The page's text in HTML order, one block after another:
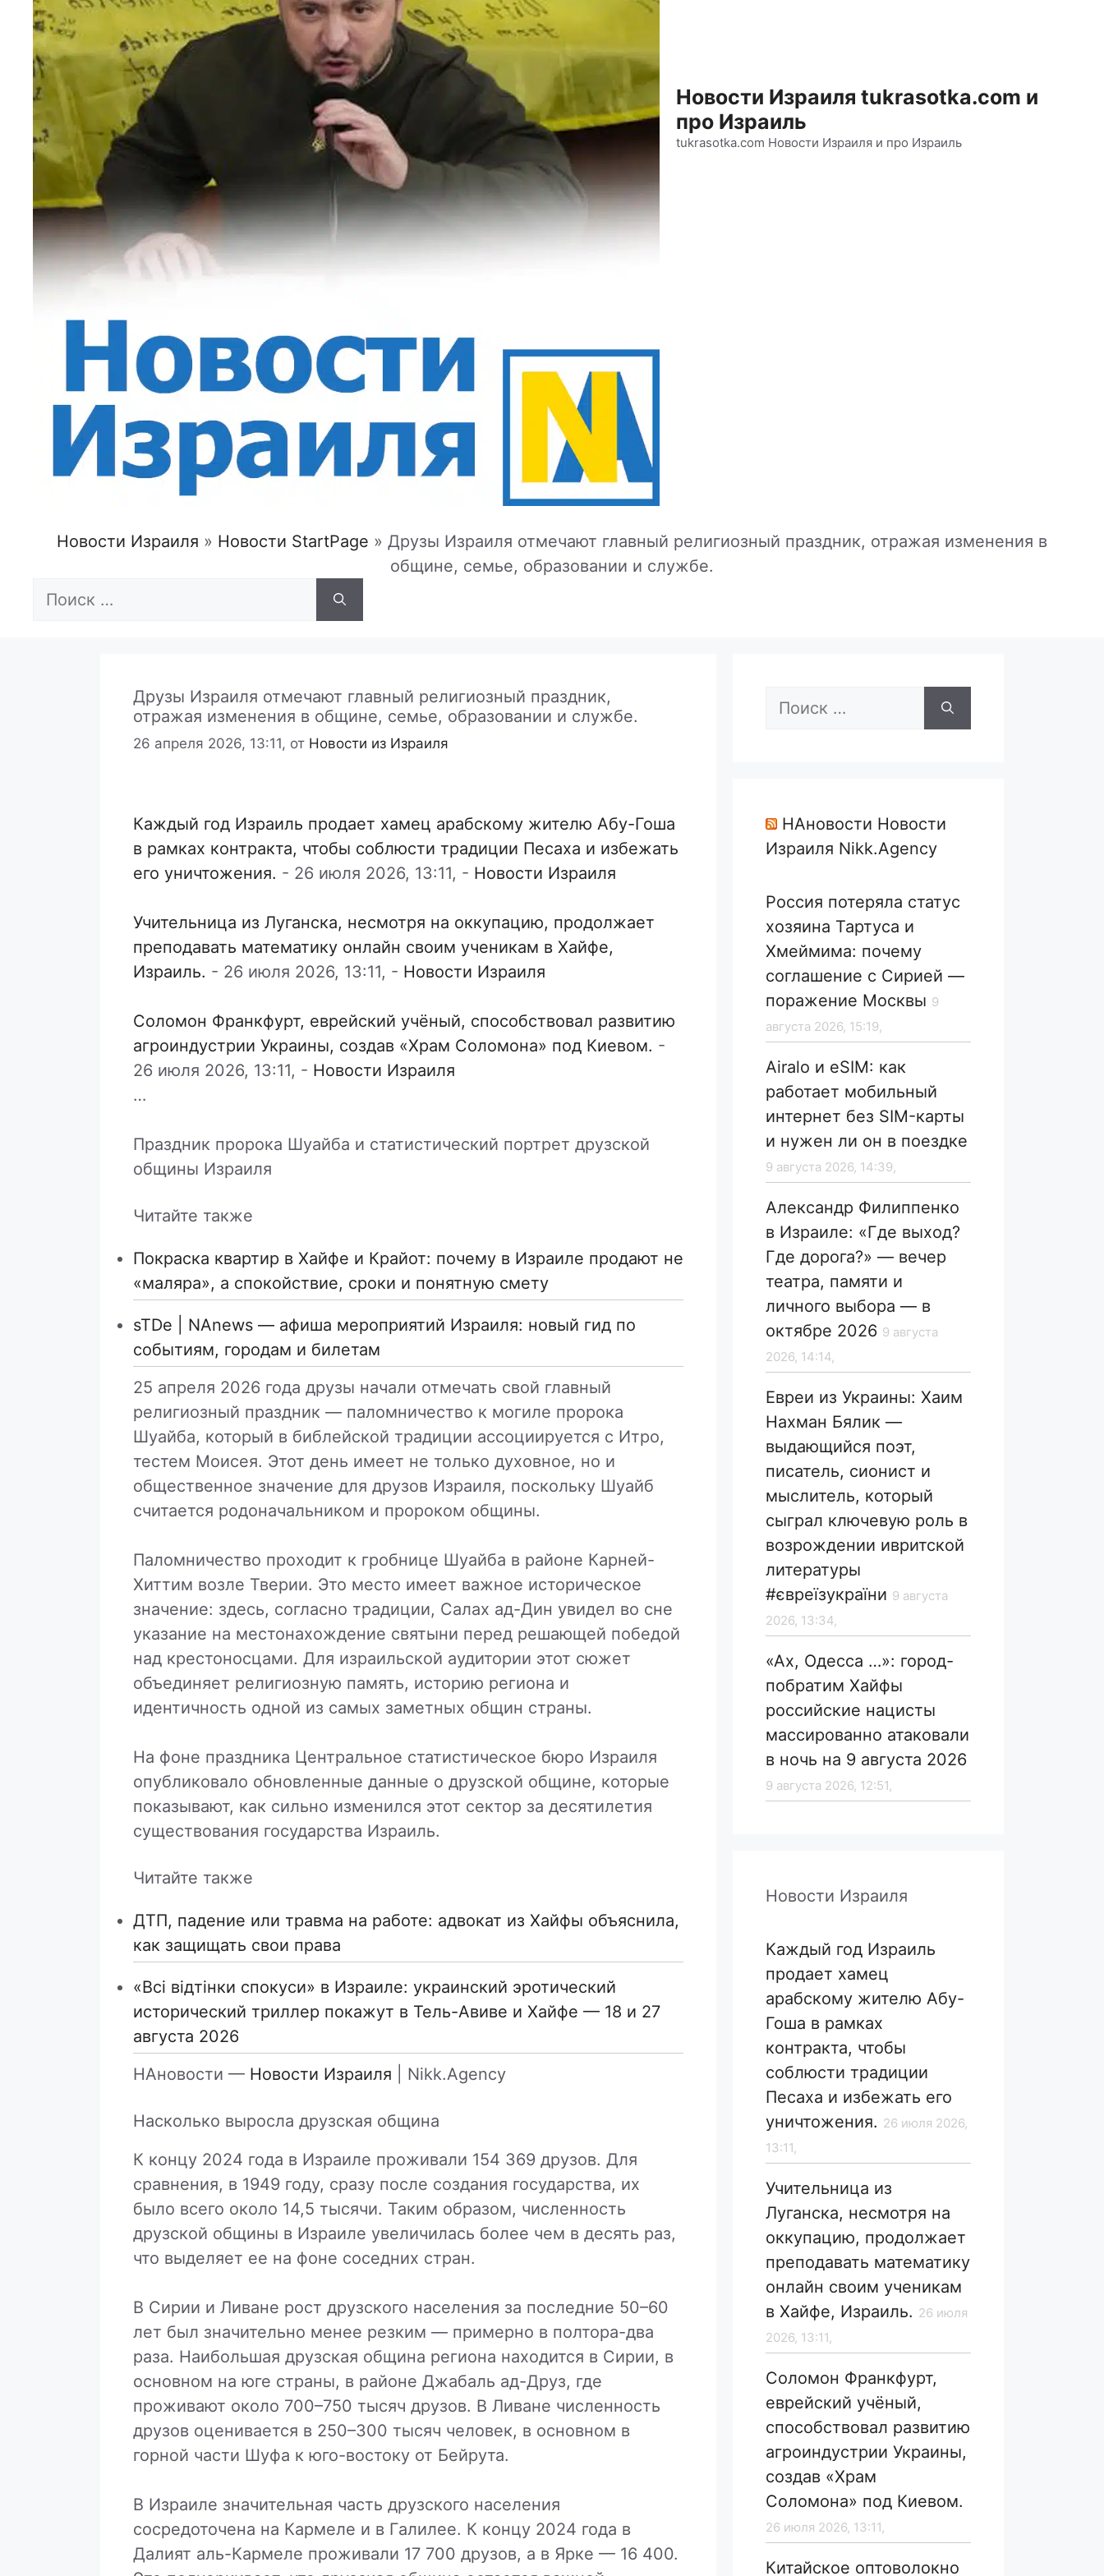
Новости Израиля tukrasotka.com и
про Израиль
tukrasotka.com Новости Израиля и про Израиль
Новости Израиля » Новости StartPage » Друзы Израиля отмечают главный религиозный праздник, отражая изменения в
общине, семье, образовании и службе.
Поиск:
Друзы Израиля отмечают главный религиозный праздник,
отражая изменения в общине, семье, образовании и службе.
26 апреля 2026, 13:11, от Новости из Израиля
Каждый год Израиль продает хамец арабскому жителю Абу-Гоша
в рамках контракта, чтобы соблюсти традиции Песаха и избежать
его уничтожения. - 26 июля 2026, 13:11, - Новости Израиля
Учительница из Луганска, несмотря на оккупацию, продолжает
преподавать математику онлайн своим ученикам в Хайфе,
Израиль. - 26 июля 2026, 13:11, - Новости Израиля
Соломон Франкфурт, еврейский учёный, способствовал развитию
агроиндустрии Украины, создав «Храм Соломона» под Киевом. -
26 июля 2026, 13:11, - Новости Израиля
…
Праздник пророка Шуайба и статистический портрет друзской
общины Израиля
Читайте также
Покраска квартир в Хайфе и Крайот: почему в Израиле продают не
«маляра», а спокойствие, сроки и понятную смету
sTDe | NAnews — афиша мероприятий Израиля: новый гид по
событиям, городам и билетам
25 апреля 2026 года друзы начали отмечать свой главный
религиозный праздник — паломничество к могиле пророка
Шуайба, который в библейской традиции ассоциируется с Итро,
тестем Моисея. Этот день имеет не только духовное, но и
общественное значение для друзов Израиля, поскольку Шуайб
считается родоначальником и пророком общины.
Паломничество проходит к гробнице Шуайба в районе Карней-
Хиттим возле Тверии. Это место имеет важное историческое
значение: здесь, согласно традиции, Салах ад-Дин увидел во сне
указание на местонахождение святыни перед решающей победой
над крестоносцами. Для израильской аудитории этот сюжет
объединяет религиозную память, историю региона и
идентичность одной из самых заметных общин страны.
На фоне праздника Центральное статистическое бюро Израиля
опубликовало обновленные данные о друзской общине, которые
показывают, как сильно изменился этот сектор за десятилетия
существования государства Израиль.
Читайте также
ДТП, падение или травма на работе: адвокат из Хайфы объяснила,
как защищать свои права
«Всі відтінки спокуси» в Израиле: украинский эротический
исторический триллер покажут в Тель-Авиве и Хайфе — 18 и 27
августа 2026
НАновости — Новости Израиля | Nikk.Agency
Насколько выросла друзская община
К концу 2024 года в Израиле проживали 154 369 друзов. Для
сравнения, в 1949 году, сразу после создания государства, их
было всего около 14,5 тысячи. Таким образом, численность
друзской общины в Израиле увеличилась более чем в десять раз,
что выделяет ее на фоне соседних стран.
В Сирии и Ливане рост друзского населения за последние 50–60
лет был значительно менее резким — примерно в полтора-два
раза. Наибольшая друзская община региона находится в Сирии, в
основном на юге страны, в районе Джабаль ад-Друз, где
проживают около 700–750 тысяч друзов. В Ливане численность
друзов оценивается в 250–300 тысяч человек, в основном в
горной части Шуфа к юго-востоку от Бейрута.
В Израиле значительная часть друзского населения
сосредоточена на Кармеле и в Галилее. К концу 2024 года в
Далият аль-Кармеле проживали 17 700 друзов, а в Ярке — 16 400.
Поиск:
НАновости Новости
Израиля Nikk.Agency
Россия потеряла статус
хозяина Тартуса и
Хмеймима: почему
соглашение с Сирией —
поражение Москвы 9
августа 2026, 15:19,
Airalo и eSIM: как
работает мобильный
интернет без SIM-карты
и нужен ли он в поездке
9 августа 2026, 14:39,
Александр Филиппенко
в Израиле: «Где выход?
Где дорога?» — вечер
театра, памяти и
личного выбора — в
октябре 2026 9 августа
2026, 14:14,
Евреи из Украины: Хаим
Нахман Бялик —
выдающийся поэт,
писатель, сионист и
мыслитель, который
сыграл ключевую роль в
возрождении ивритской
литературы
#євреїзукраїни 9 августа
2026, 13:34,
«Ах, Одесса …»: город-
побратим Хайфы
российские нацисты
массированно атаковали
в ночь на 9 августа 2026
9 августа 2026, 12:51,
Новости Израиля
Каждый год Израиль
продает хамец
арабскому жителю Абу-
Гоша в рамках
контракта, чтобы
соблюсти традиции
Песаха и избежать его
уничтожения. 26 июля 2026,
13:11,
Учительница из
Луганска, несмотря на
оккупацию, продолжает
преподавать математику
онлайн своим ученикам
в Хайфе, Израиль. 26 июля
2026, 13:11,
Соломон Франкфурт,
еврейский учёный,
способствовал развитию
агроиндустрии Украины,
создав «Храм
Соломона» под Киевом.
26 июля 2026, 13:11,
Китайское оптоволокно